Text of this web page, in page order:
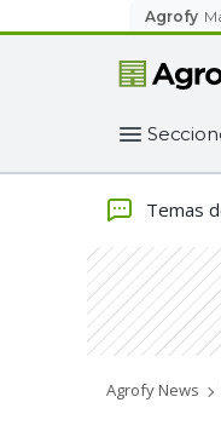
Agrofy
Temas
Agrofy News